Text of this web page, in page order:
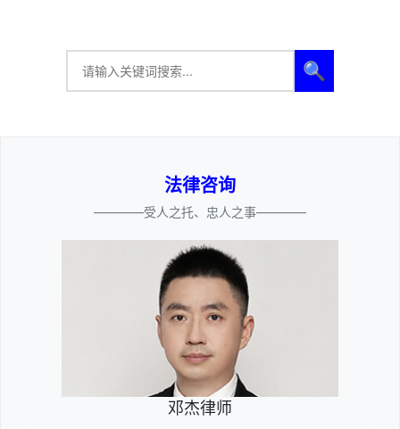
🔍
法律咨询
————受人之托、忠人之事————
邓杰律师